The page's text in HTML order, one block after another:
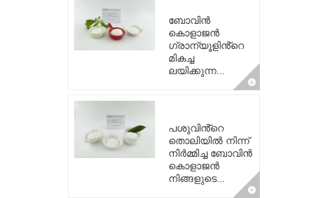
ബോവിൻ
കൊളാജൻ
ഗ്രാന്യൂളിൻ്റെ
മികച്ച
ലയിക്കുന്ന...
പശുവിൻ്റെ
തൊലിയിൽ നിന്ന്
നിർമ്മിച്ച ബോവിൻ
കൊളാജൻ
നിങ്ങളുടെ...